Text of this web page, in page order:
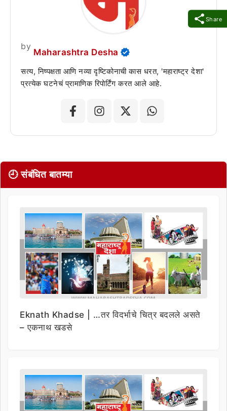
Share
by
Maharashtra Desha
सत्य, निष्पक्षता आणि नव्या दृष्टिकोनाची कास धरत, 'महाराष्ट्र देशा'
प्रत्येक घटनेचं प्रामाणिक रिपोर्टिंग करत आले आहे.
🕘 संबंधित बातम्या
Eknath Khadse | …तर विदर्भाचे चित्र बदलले असते
– एकनाथ खडसे